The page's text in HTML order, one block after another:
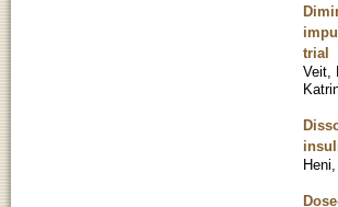
trial
Veit,